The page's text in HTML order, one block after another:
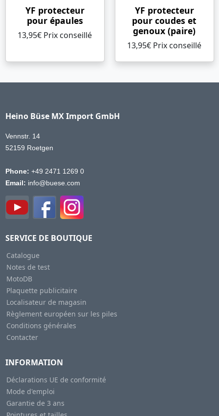
YF protecteur
pour épaules
13,95€ Prix ​​conseillé
YF protecteur
pour coudes et
genoux (paire)
13,95€ Prix ​​conseillé
Heino Büse MX Import GmbH
Vennstr. 14
52159 Roetgen
Phone: +49 2471 1269 0
Email: info@buese.com
SERVICE DE BOUTIQUE
Catalogue
Notes de test
MotoDB
Plaquette publicitaire
Localisateur de magasin
Règlement européen sur les piles
Conditions générales
Contacter
INFORMATION
Déclarations UE de conformité
Mode d'emploi
Garantie de 3 ans